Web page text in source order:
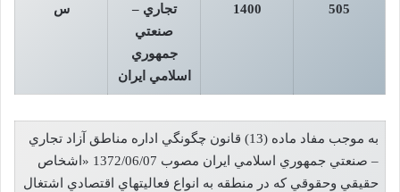
505
1400
تجاري –
صنعتي
جمهوري
اسلامي ايران
س
به موجب مفاد ماده (13) قانون چگونگي اداره مناطق آزاد تجاري
– صنعتي جمهوري اسلامي ايران مصوب 1372/06/07 «اشخاص
حقيقي وحقوقي که در منطقه به انواع فعاليتهاي اقتصادي اشتغال